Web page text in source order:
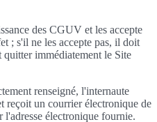
des CGUV et les accepte
; s'il ne les accepte pas, il doit
immédiatement le Site
renseigné, l'internaute
reçoit un courrier électronique de
électronique fournie.